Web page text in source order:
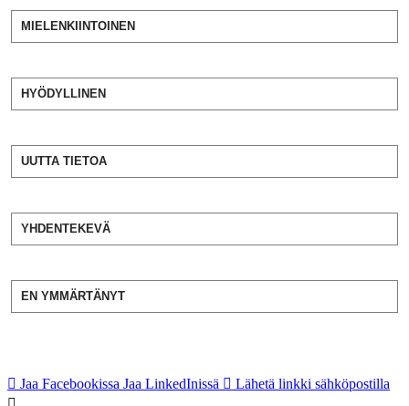
MIELENKIINTOINEN
HYÖDYLLINEN
UUTTA TIETOA
YHDENTEKEVÄ
EN YMMÄRTÄNYT
Jaa Facebookissa Jaa LinkedInissä Lähetä linkki sähköpostilla